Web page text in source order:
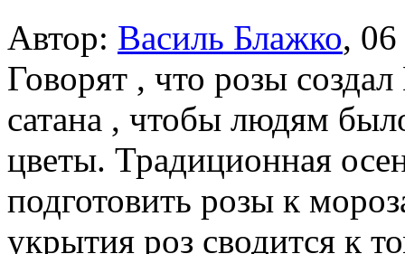
Автор: Василь Блажко,
Говорят , что розы
сатана , чтобы людям
цветы. Традиционная
подготовить розы к
укрытия роз сводится к